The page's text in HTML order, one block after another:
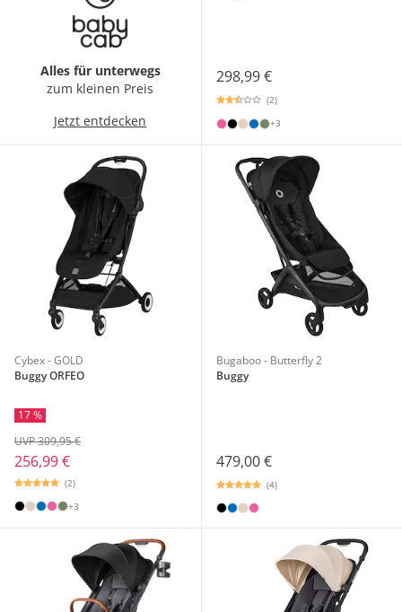
Alles für unterwegs
zum kleinen Preis
Jetzt entdecken
298,99 €
(2)
+3
Cybex - GOLD
Buggy ORFEO
17 %
256,99 €
UVP 309,95 €
(2)
+3
Bugaboo - Butterfly 2
Buggy
479,00 €
(4)